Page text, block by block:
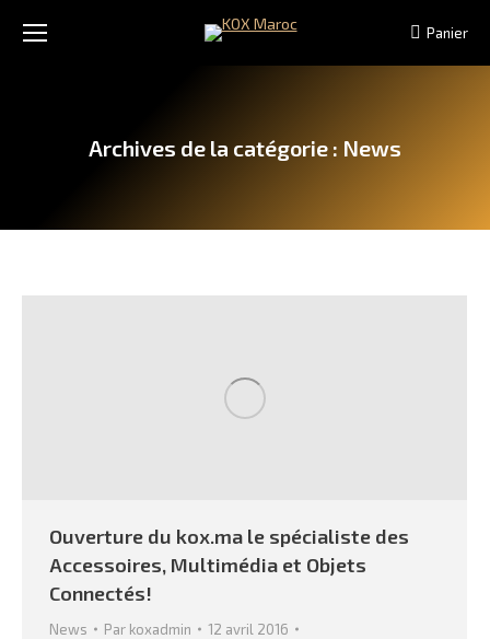
Panier
Archives de la catégorie : News
Ouverture du kox.ma le spécialiste des
Accessoires, Multimédia et Objets
Connectés!
News Par koxadmin
12 avril 2016